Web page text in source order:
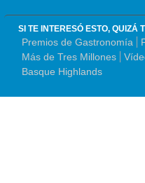
SI TE INTERESÓ ESTO, QUIZÁ
Premios de Gastronomía
Más de Tres Millones
Basque Highlands